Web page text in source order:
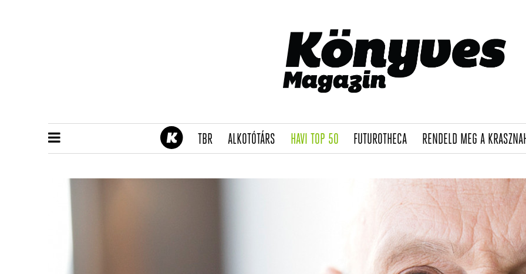
TBR(CURRENT)
ALKOTÓTÁRS(CURRENT)
HAVI TOP 50(CURRENT)
FUTUROTHECA(CURRENT)
RENDELD MEG A